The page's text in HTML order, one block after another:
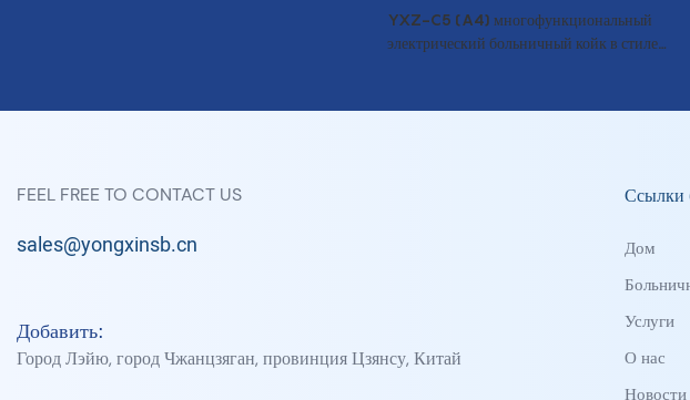
YXZ-C5 (A4) многофункциональный
электрический больничный койк в стиле
FEEL FREE TO CONTACT US
sales@yongxinsb.cn
Добавить:
Город Лэйю, город Чжанцзяган, провинция Цзянсу, Китай
Ссылки
Дом
Услуги
О нас
Новости